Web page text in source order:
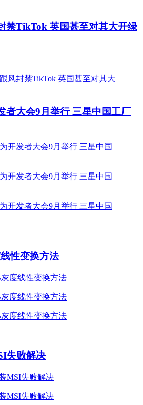
禁TikTok 英国甚至对其大开绿
者大会9月举行 三星中国工厂
性变换方法
失败解决